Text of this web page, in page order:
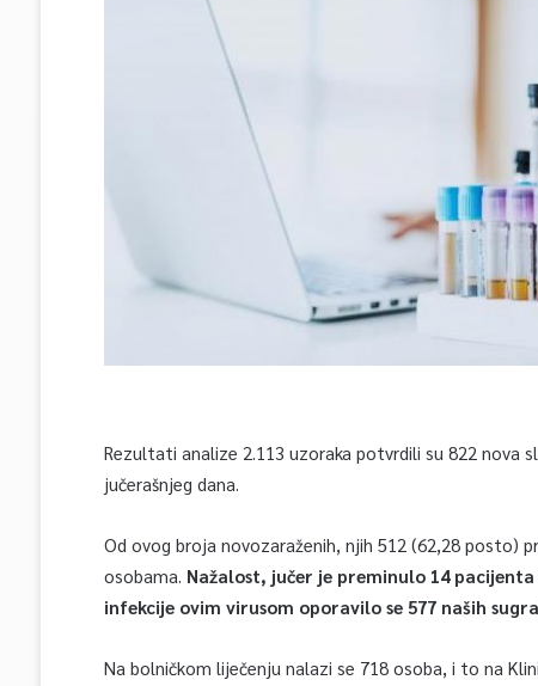
Rezultati analize 2.113 uzoraka potvrdili su 822 nova
jučerašnjeg dana.
Od ovog broja novozaraženih, njih 512 (62,28 posto)
osobama. Nažalost, jučer je preminulo 14
infekcije ovim virusom oporavilo se 577 naših
Na bolničkom liječenju nalazi se 718 osoba, i to na